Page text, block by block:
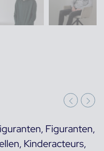
, Figuranten,
, Kinderacteurs,